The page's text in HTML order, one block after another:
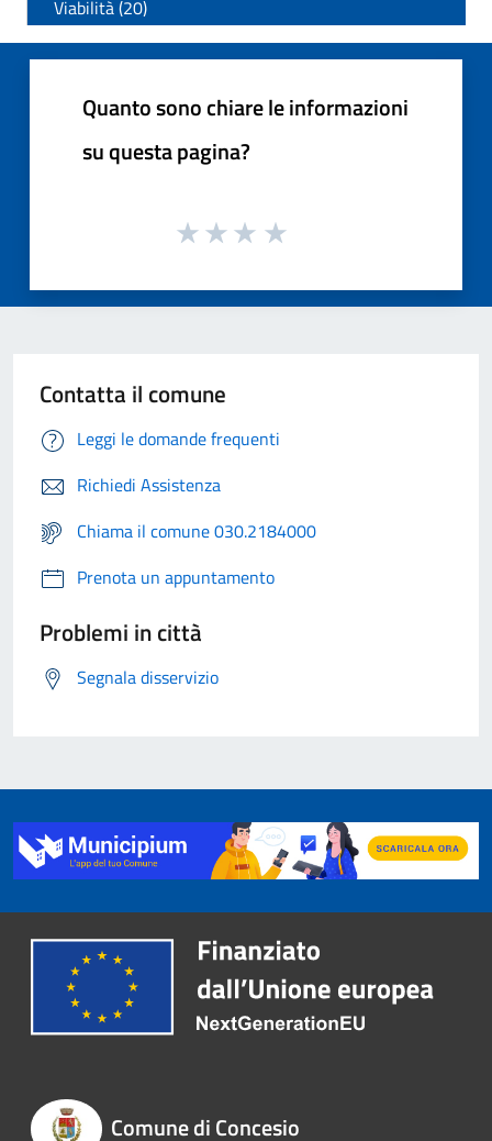
Viabilità (20)
Quanto sono chiare le informazioni
su questa pagina?
Contatta il comune
Leggi le domande frequenti
Richiedi Assistenza
Chiama il comune 030.2184000
Prenota un appuntamento
Problemi in città
Segnala disservizio
Comune di Concesio